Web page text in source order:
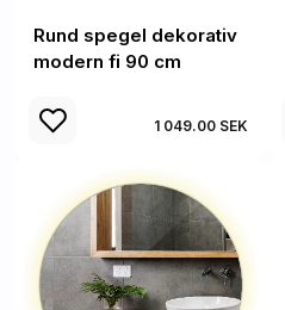
Rund spegel dekorativ
modern fi 90 cm
1 049.00 SEK